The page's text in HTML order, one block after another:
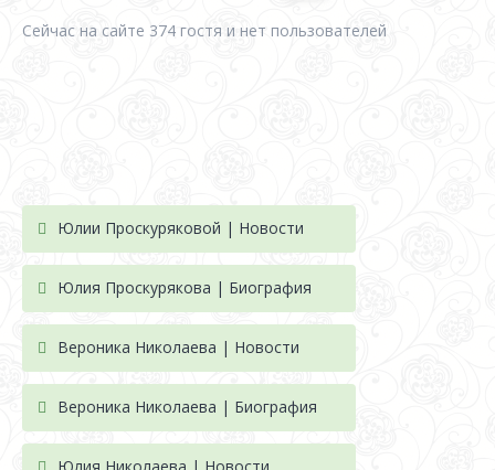
Сейчас на сайте 374 гостя и нет пользователей
Юлии Проскуряковой | Новости
Юлия Проскурякова | Биография
Вероника Николаева | Новости
Вероника Николаева | Биография